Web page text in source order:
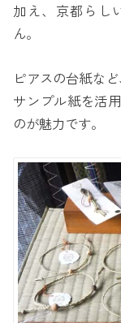
加え、京都らし
ん。
ピアスの台紙な
サンプル紙を活
のが魅力です。